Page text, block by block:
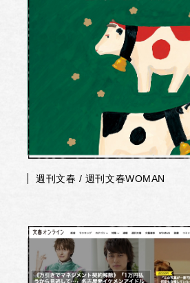
週刊文春 / 週刊文春WOMAN